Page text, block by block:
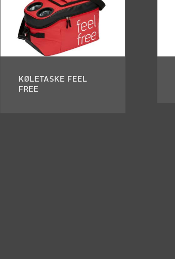
KØLETASKE FEEL
FREE